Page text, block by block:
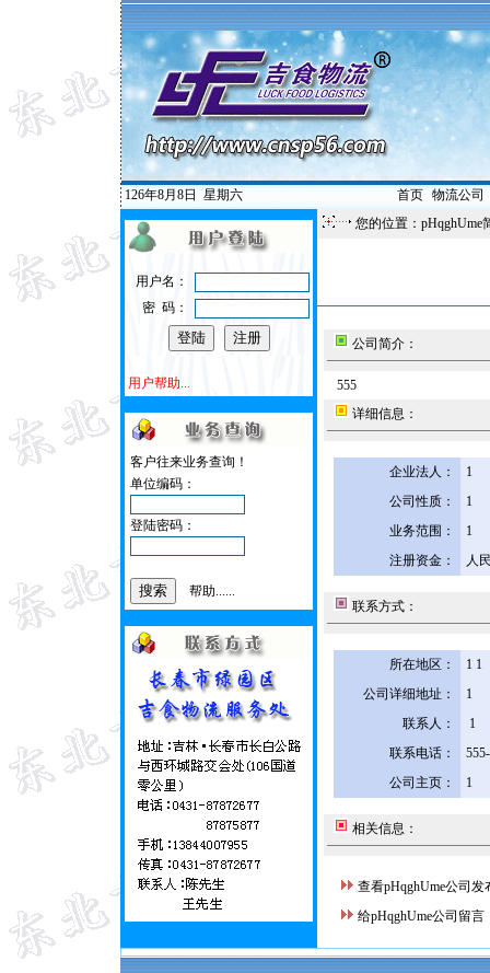
126年8月8日 星期六 首页| 物流公司
用户名：
密 码：
用户帮助...
客户往来业务查询！
单位编码：
登陆密码：
帮助......
您的位置：pHqghUme
公司简介：
555
详细信息：
企业法人：
1
公司性质：
1
业务范围：
1
注册资金：
人
联系方式：
所在地区：
1 1
公司详细地址：
1
联系人：
1
联系电话：
公司主页：
1
相关信息：
查看pHqghUme公司发
给pHqghUme公司留言